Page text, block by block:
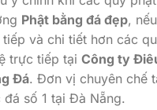
Phật bằng đá đẹp,
và chi tiết hơn các
trực tiếp tại Công ty
Đá. Đơn vị chuyên chế
số 1 tại Đà Nẵng.